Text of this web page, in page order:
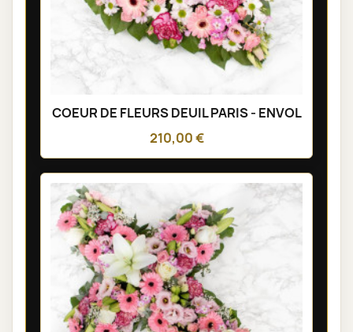
COEUR DE FLEURS DEUIL PARIS - ENVOL
210,00 €